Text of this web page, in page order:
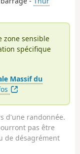
zone sensible
spécifique
Massif du
d'une randonnée.
pas être
de désagrément